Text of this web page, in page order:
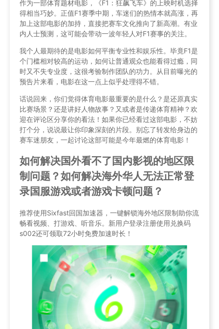
作为一部体育题材电影，《F1：狂飙飞车》的上映时机选择
得相当巧妙。正值F1赛季中期，车迷们的热情本就高涨，再
加上这部电影的加持，直接把赛车文化推向了新高潮。有业
内人士预测，这可能会带动一波年轻人对F1赛事的关注。
我个人最期待的是电影如何平衡专业性和娱乐性。毕竟F1是
个门槛相对较高的运动，如何让普通观众也能看得过瘾，同
时又不失专业度，这很考验制作团队的功力。从目前曝光的
预告片来看，电影在这一点上似乎处理得不错。
话说回来，你们觉得体育电影最重要的是什么？是还原真实
比赛场景？还是讲好人物故事？又或者是传递体育精神？欢
迎在评论区分享你的看法！如果你已经看过这部电影，不妨
打个分，说说最让你印象深刻的片段。别忘了转发给身边的
赛车迷朋友，一起讨论这部可能是今年最燃的体育电影！
如何解决国外看不了国内影视的地区限
制问题？如何解决海外华人无法正常登
录国服游戏或者游戏卡顿问题？
推荐使用Sixfast回国加速器，一键解锁海外地区限制助你流
畅看视频、打游戏、听音乐。新用户登录注册使用兑换码
s002还可领取72小时免费加速时长！